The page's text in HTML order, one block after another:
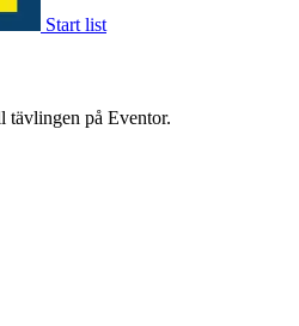
Start list
på Eventor.